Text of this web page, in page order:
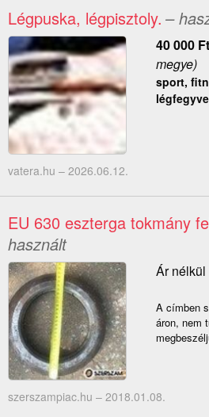
Légpuska, légpisztoly. –
40 000 Ft
megye)
sport,
vatera.hu – 2026.06.12.
EU 630 eszterga tokmány
használt
Ár nélkül
A címben
áron, nem
szerszampiac.hu – 2018.01.08.